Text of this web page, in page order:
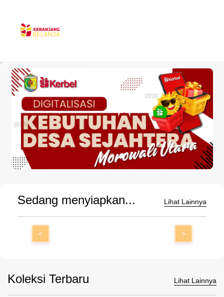
`
Sedang menyiapkan... Lihat Lainnya
< >
Koleksi Terbaru Lihat Lainnya